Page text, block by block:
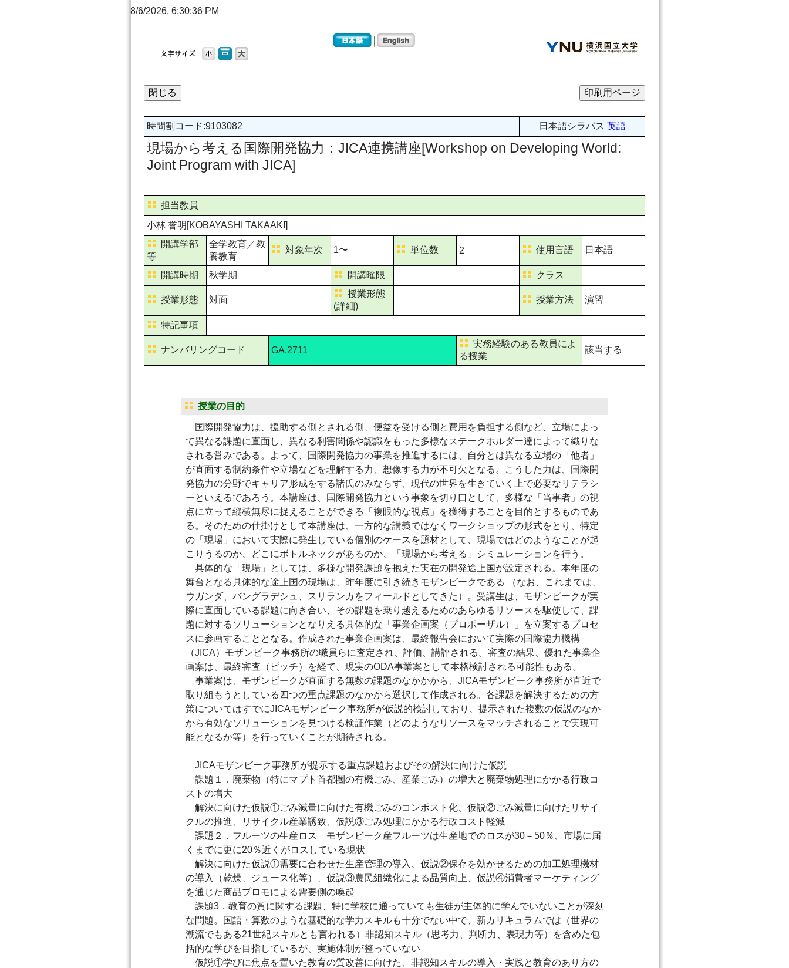
8/6/2026, 6:30:36 PM
時間割コード:9103082 日本語シラバス 英語
現場から考える国際開発協力：JICA連携講座[Workshop on Developing World:
Joint Program with JICA]
担当教員
小林 誉明[KOBAYASHI TAKAAKI]
開講学部
等
全学教育／教
養教育
対象年次 1〜 単位数 2 使用言語 日本語
開講時期 秋学期 開講曜限 クラス
授業形態 対面
授業形態
(詳細)
授業方法 演習
特記事項
ナンバリングコード GA.2711
実務経験のある教員によ
る授業
該当する
授業の目的
国際開発協力は、援助する側とされる側、便益を受ける側と費用を負担する側など、立場によっ
て異なる課題に直面し、異なる利害関係や認識をもった多様なステークホルダー達によって織りな
される営みである。よって、国際開発協力の事業を推進するには、自分とは異なる立場の「他者」
が直面する制約条件や立場などを理解する力、想像する力が不可欠となる。こうした力は、国際開
発協力の分野でキャリア形成をする諸氏のみならず、現代の世界を生きていく上で必要なリテラシ
ーといえるであろう。本講座は、国際開発協力という事象を切り口として、多様な「当事者」の視
点に立って縦横無尽に捉えることができる「複眼的な視点」を獲得することを目的とするものであ
る。そのための仕掛けとして本講座は、一方的な講義ではなくワークショップの形式をとり、特定
の「現場」において実際に発生している個別のケースを題材として、現場ではどのようなことが起
こりうるのか、どこにボトルネックがあるのか、「現場から考える」シミュレーションを行う。
具体的な「現場」としては、多様な開発課題を抱えた実在の開発途上国が設定される。本年度の
舞台となる具体的な途上国の現場は、昨年度に引き続きモザンビークである （なお、これまでは、
ウガンダ、バングラデシュ、スリランカをフィールドとしてきた）。受講生は、モザンビークが実
際に直面している課題に向き合い、その課題を乗り越えるためのあらゆるリソースを駆使して、課
題に対するソリューションとなりえる具体的な「事業企画案（プロポーザル）」を立案するプロセ
スに参画することとなる。作成された事業企画案は、最終報告会において実際の国際協力機構
（JICA）モザンビーク事務所の職員らに査定され、評価、講評される。審査の結果、優れた事業企
画案は、最終審査（ピッチ）を経て、現実のODA事業案として本格検討される可能性もある。
事業案は、モザンビークが直面する無数の課題のなかかから、JICAモザンビーク事務所が直近で
取り組もうとしている四つの重点課題のなかから選択して作成される。各課題を解決するための方
策についてはすでにJICAモザンビーク事務所が仮説的検討しており、提示された複数の仮説のなか
から有効なソリューションを見つける検証作業（どのようなリソースをマッチされることで実現可
能となるか等）を行っていくことが期待される。
JICAモザンビーク事務所が提示する重点課題およびその解決に向けた仮説
課題１．廃棄物（特にマプト首都圏の有機ごみ、産業ごみ）の増大と廃棄物処理にかかる行政コ
ストの増大
解決に向けた仮説①ごみ減量に向けた有機ごみのコンポスト化、仮説②ごみ減量に向けたリサイ
クルの推進、リサイクル産業誘致、仮説③ごみ処理にかかる行政コスト軽減
課題２．フルーツの生産ロス モザンビーク産フルーツは生産地でのロスが30－50％、市場に届
くまでに更に20％近くがロスしている現状
解決に向けた仮説①需要に合わせた生産管理の導入、仮説②保存を効かせるための加工処理機材
の導入（乾燥、ジュース化等）、仮説③農民組織化による品質向上、仮説④消費者マーケティング
を通じた商品プロモによる需要側の喚起
課題3．教育の質に関する課題、特に学校に通っていても生徒が主体的に学んでいないことが深刻
な問題。国語・算数のような基礎的な学力スキルも十分でない中で、新カリキュラムでは（世界の
潮流でもある21世紀スキルとも言われる）非認知スキル（思考力、判断力、表現力等）を含めた包
括的な学びを目指しているが、実施体制が整っていない
仮説①学びに焦点を置いた教育の質改善に向けた、非認知スキルの導入・実践と教育のあり方の